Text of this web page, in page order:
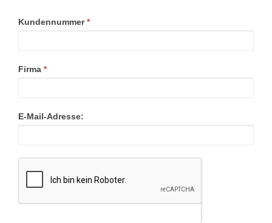
Umstellung
Kundennummer*
Firma *
E-Mail-Adresse: